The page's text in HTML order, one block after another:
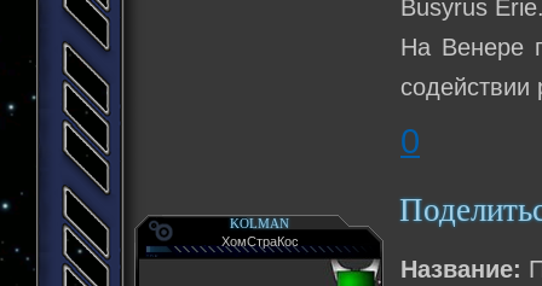
Busyrus
На Венере
содействии
0
KOLMAN
ХомСтраКос
Название: